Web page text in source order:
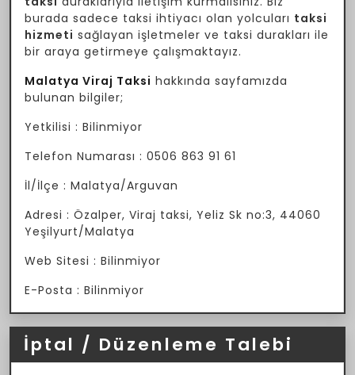
burada sadece taksi ihtiyacı olan yolcuları taksi
hizmeti sağlayan işletmeler ve taksi durakları ile
bir araya getirmeye çalışmaktayız.
Malatya Viraj Taksi hakkında sayfamızda
bulunan bilgiler;
Yetkilisi : Bilinmiyor
Telefon Numarası : 0506 863 91 61
İl/İlçe : Malatya/Arguvan
Adresi : Özalper, Viraj taksi, Yeliz Sk no:3, 44060
Yeşilyurt/Malatya
Web Sitesi : Bilinmiyor
E-Posta : Bilinmiyor
İptal / Düzenleme Talebi